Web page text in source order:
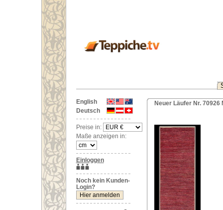
English
Deutsch
Preise in:
Maße anzeigen in:
Einloggen
Noch kein Kunden-
Login?
Neuer Läufer Nr.